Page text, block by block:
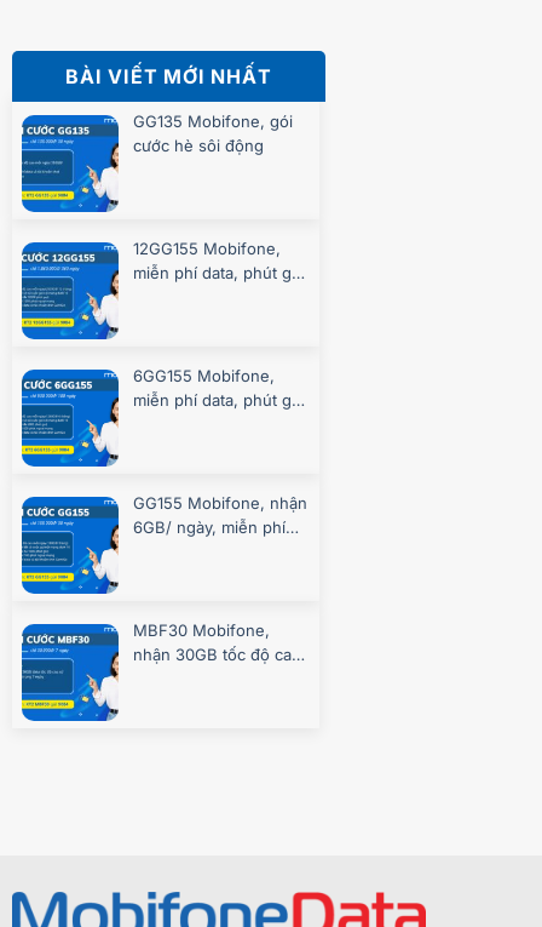
BÀI VIẾT MỚI NHẤT
GG135 Mobifone, gói
cước hè sôi động
12GG155 Mobifone,
miễn phí data, phút gọi
6GG155 Mobifone,
miễn phí data, phút gọi
GG155 Mobifone, nhận
6GB/ ngày, miễn phí
MBF30 Mobifone,
nhận 30GB tốc độ cao